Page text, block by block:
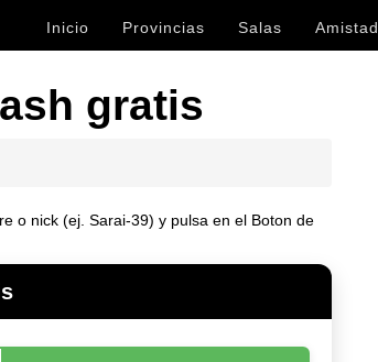
Inicio Provincias Salas Amistad
gratis
o nick (ej. Sarai-39) y pulsa en el Boton de